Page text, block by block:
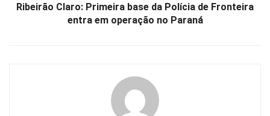
Ribeirão Claro: Primeira base da Polícia de Fronteira
entra em operação no Paraná